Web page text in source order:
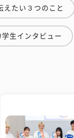
えたい３つのこと
学生インタビュー